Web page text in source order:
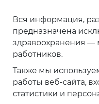
26 января 2023
необходимо
Вся информация,
предназначена
здравоохранения —
работников.
Также мы
работы веб-сайта,
статистики и